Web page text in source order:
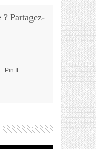
Partagez-
Pin It